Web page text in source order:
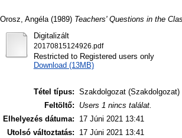
Orosz, Angéla (1989) Teachers' Questions in the
Digitalizált
20170815124926.pdf
Restricted to Registered users only
Download (13MB)
Tétel típus: Szakdolgozat (Szakdolgozat)
Feltöltő:
Users 1 nincs találat.
Elhelyezés dátuma:
17 Júni 2021 13:41
Utolsó változtatás:
17 Júni 2021 13:41